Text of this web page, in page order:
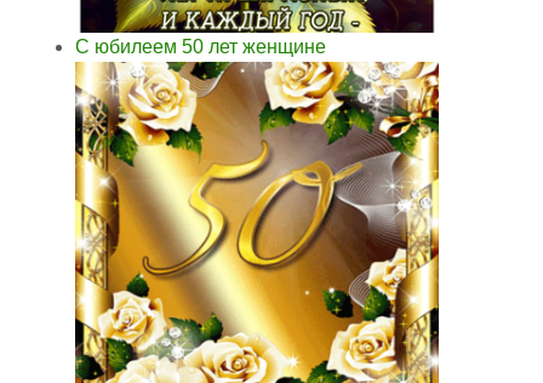
С юбилеем 50 лет женщине